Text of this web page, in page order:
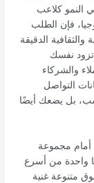
النمو كلاعب
فإن الطلب
الدقيقة
تزود نفسك
والشركاء
التواصل
بل يضعك أيضًا
أمام مجموعة
واحدة من أسرع
متنوعة غنية